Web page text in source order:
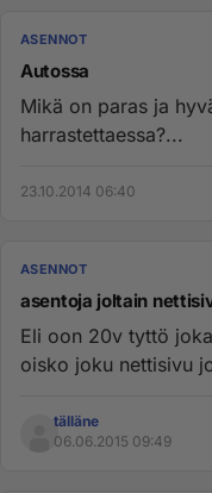
ASENNOT
Autossa
Mikä on paras ja
harrastettaessa?...
23.10.2014 06:40
ASENNOT
asentoja joltain
Eli oon 20v tyttö
oisko joku nettisivu
tälläne
06.06.2015 09:49